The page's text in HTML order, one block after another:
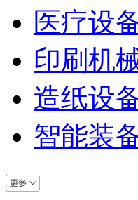
医疗设
印刷机
造纸设
智能装